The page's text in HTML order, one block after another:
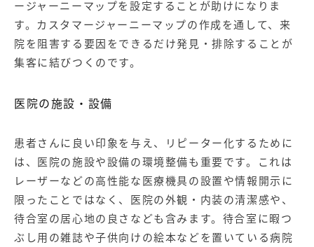
ージャーニーマップを設定することが助けになりま
す。カスタマージャーニーマップの作成を通して、来
院を阻害する要因をできるだけ発見・排除することが
集客に結びつくのです。
医院の施設・設備
患者さんに良い印象を与え、リピーター化するために
は、医院の施設や設備の環境整備も重要です。これは
レーザーなどの高性能な医療機具の設置や情報開示に
限ったことではなく、医院の外観・内装の清潔感や、
待合室の居心地の良さなども含みます。待合室に暇つ
ぶし用の雑誌や子供向けの絵本などを置いている病院